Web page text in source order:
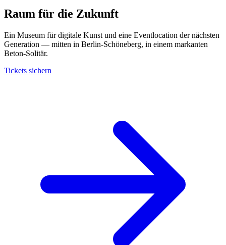
Raum für die Zukunft
Ein Museum für digitale Kunst und eine Eventlocation der nächsten
Generation — mitten in Berlin-Schöneberg, in einem markanten
Beton-Solitär.
Tickets sichern